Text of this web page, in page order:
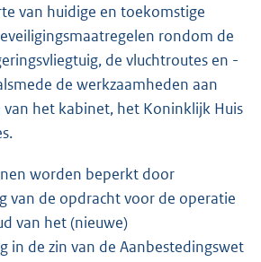
van huidige en toekomstige
rondom de
de vluchtroutes en -
de werkzaamheden aan
het kabinet, het Koninklijk Huis
worden beperkt door
van de opdracht voor de operatie
van het (nieuwe)
in de zin van de Aanbestedingswet